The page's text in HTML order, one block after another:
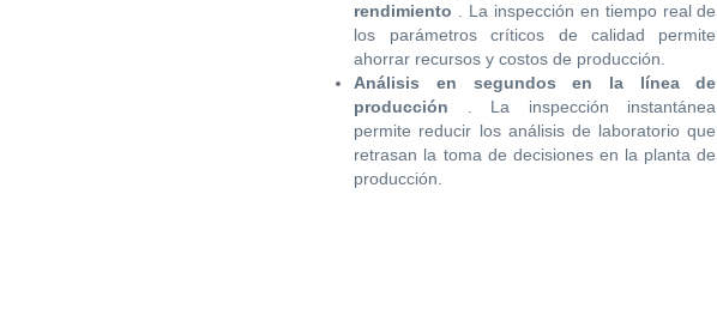
rendimiento
. La inspección en tiempo real de
los parámetros críticos de calidad permite
ahorrar recursos y costos de producción.
Análisis en segundos en la línea de
producción
. La inspección instantánea
permite reducir los análisis de laboratorio que
retrasan la toma de decisiones en la planta de
producción.